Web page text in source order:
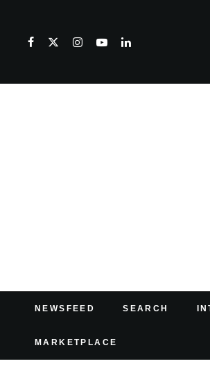
NEWSFEED SEARCH
MARKETPLACE